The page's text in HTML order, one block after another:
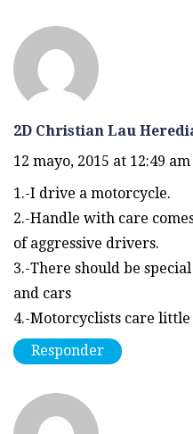
2D Christian Lau
12 mayo, 2015 at 12:49 am
1.-I drive a motorcycle.
2.-Handle with care
of aggressive drivers.
3.-There should be
and cars
4.-Motorcyclists care
Responder